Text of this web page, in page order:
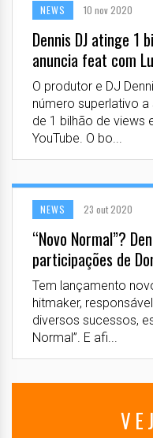
NEWS 10 nov 2020
Dennis DJ atinge 1
anuncia feat com
O produtor e DJ
número superlativo
de 1 bilhão de views
YouTube. O bo...
NEWS 23 out 2020
“Novo Normal”?
participações de
Tem lançamento
hitmaker,
diversos sucessos,
Normal”. E afi...